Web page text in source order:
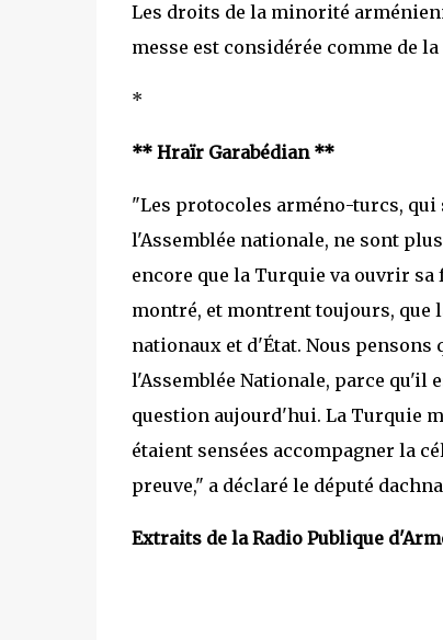
Les droits de la minorité
messe est considérée comme de
*
** Hraïr Garabédian **
"Les protocoles arméno-turcs,
l'Assemblée nationale, ne sont
encore que la Turquie va ouvrir
montré, et montrent toujours, que
nationaux et d'État. Nous
l'Assemblée Nationale, parce qu'il
question aujourd'hui. La Turquie
étaient sensées accompagner la
preuve," a déclaré le député
Extraits de la Radio Publique